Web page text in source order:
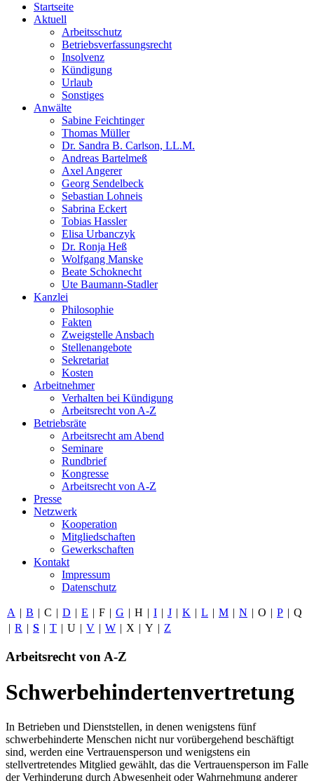
Startseite
Aktuell
Arbeitsschutz
Betriebsverfassungsrecht
Insolvenz
Kündigung
Urlaub
Sonstiges
Anwälte
Sabine Feichtinger
Thomas Müller
Dr. Sandra B. Carlson, LL.M.
Andreas Bartelmeß
Axel Angerer
Georg Sendelbeck
Sebastian Lohneis
Sabrina Eckert
Tobias Hassler
Elisa Urbanczyk
Dr. Ronja Heß
Wolfgang Manske
Beate Schoknecht
Ute Baumann-Stadler
Kanzlei
Philosophie
Fakten
Zweigstelle Ansbach
Stellenangebote
Sekretariat
Kosten
Arbeitnehmer
Verhalten bei Kündigung
Arbeitsrecht von A-Z
Betriebsräte
Arbeitsrecht am Abend
Seminare
Rundbrief
Kongresse
Arbeitsrecht von A-Z
Presse
Netzwerk
Kooperation
Mitgliedschaften
Gewerkschaften
Kontakt
Impressum
Datenschutz
A | B | C | D | E | F | G | H | I | J | K | L | M | N | O | P | Q
| R | S | T | U | V | W | X | Y | Z
Arbeitsrecht von A-Z
Schwerbehindertenvertretung
In Betrieben und Dienststellen, in denen wenigstens fünf
schwerbehinderte Menschen nicht nur vorübergehend beschäftigt
sind, werden eine Vertrauensperson und wenigstens ein
stellvertretendes Mitglied gewählt, das die Vertrauensperson im Falle
der Verhinderung durch Abwesenheit oder Wahrnehmung anderer